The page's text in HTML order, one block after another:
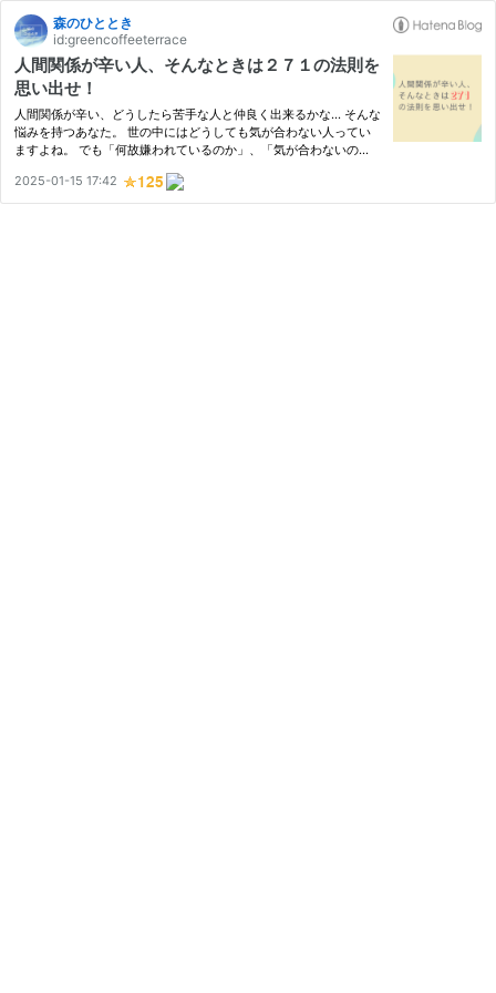
森のひととき
id:greencoffeeterrace
人間関係が辛い人、そんなときは２７１の法則を
思い出せ！
人間関係が辛い、どうしたら苦手な人と仲良く出来るかな… そんな
悩みを持つあなた。 世の中にはどうしても気が合わない人ってい
ますよね。 でも「何故嫌われているのか」、「気が合わないの
いつい考えてしまいます。 もう頑張れないよ… その言葉、ちょっ
と待…
2025-01-15 17:42